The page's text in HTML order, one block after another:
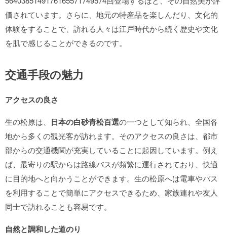
価されています。さらに、地元の特産品を楽しんだり、文化的
体験をすることで、訪れる人々は江戸時代から続く歴史や文化
を肌で感じることができるのです。
交通手段の魅力
アクセスの良さ
生の松原は、 日本の白砂青松百選の一つとして知られ、全国各
地から多くの観光客が訪れます。そのアクセスの良さは、都市
部からの交通機関が充実していることに起因しています。例え
ば、最寄りの駅からは路線バスが頻繁に運行されており、快適
に目的地へと向かうことができます。生の松原へは電車やバス
を利用することで簡単にアクセスできるため、家族連れや友人
同士で訪れることも容易です。
自然と調和した道のり